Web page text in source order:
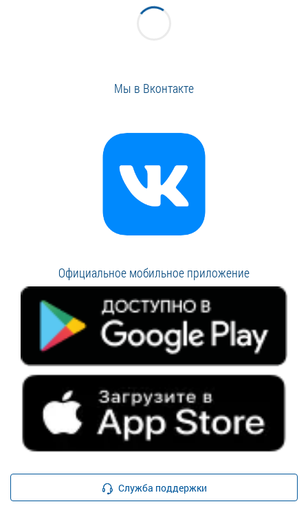
Мы в Вконтакте
Официальное мобильное приложение
Служба поддержки